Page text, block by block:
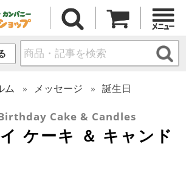
ム メッセージ 誕生日
Cake & Candles
ケーキ ＆ キャンド